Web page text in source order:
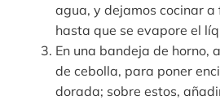
agua, y dejamos cocinar
hasta que se evapore el
En una bandeja de horno,
de cebolla, para poner
dorada; sobre estos,